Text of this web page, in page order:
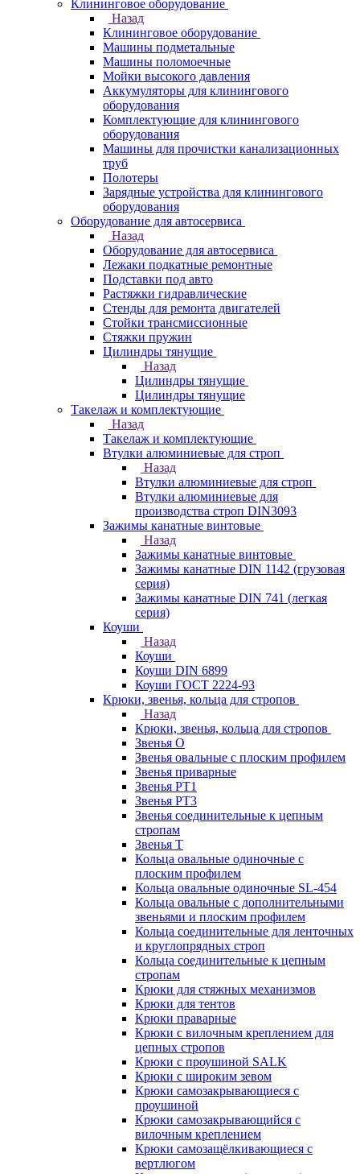
Клининговое оборудование
Назад
Клининговое оборудование
Машины подметальные
Машины поломоечные
Мойки высокого давления
Аккумуляторы для клинингового
оборудования
Комплектующие для клинингового
оборудования
Машины для прочистки канализационных
труб
Полотеры
Зарядные устройства для клинингового
оборудования
Оборудование для автосервиса
Назад
Оборудование для автосервиса
Лежаки подкатные ремонтные
Подставки под авто
Растяжки гидравлические
Стенды для ремонта двигателей
Стойки трансмиссионные
Стяжки пружин
Цилиндры тянущие
Назад
Цилиндры тянущие
Цилиндры тянущие
Такелаж и комплектующие
Назад
Такелаж и комплектующие
Втулки алюминиевые для строп
Назад
Втулки алюминиевые для строп
Втулки алюминиевые для
производства строп DIN3093
Зажимы канатные винтовые
Назад
Зажимы канатные винтовые
Зажимы канатные DIN 1142 (грузовая
серия)
Зажимы канатные DIN 741 (легкая
серия)
Коуши
Назад
Коуши
Коуши DIN 6899
Коуши ГОСТ 2224-93
Крюки, звенья, кольца для стропов
Назад
Крюки, звенья, кольца для стропов
Звенья О
Звенья овальные с плоским профилем
Звенья приварные
Звенья РТ1
Звенья РТ3
Звенья соединительные к цепным
стропам
Звенья Т
Кольца овальные одиночные c
плоским профилем
Кольца овальные одиночные SL-454
Кольца овальные с дополнительными
звеньями и плоским профилем
Кольца соединительные для ленточных
и круглопрядных строп
Кольца соединительные к цепным
стропам
Крюки для стяжных механизмов
Крюки для тентов
Крюки праварные
Крюки с вилочным креплением для
цепных стропов
Крюки с проушиной SALK
Крюки с широким зевом
Крюки самозакрывающиеся с
проушиной
Крюки самозакрывающийся с
вилочным креплением
Крюки самозащёлкивающиеся с
вертлюгом